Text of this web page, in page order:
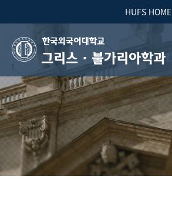
HUFS HOME
그리스·불가리아학과